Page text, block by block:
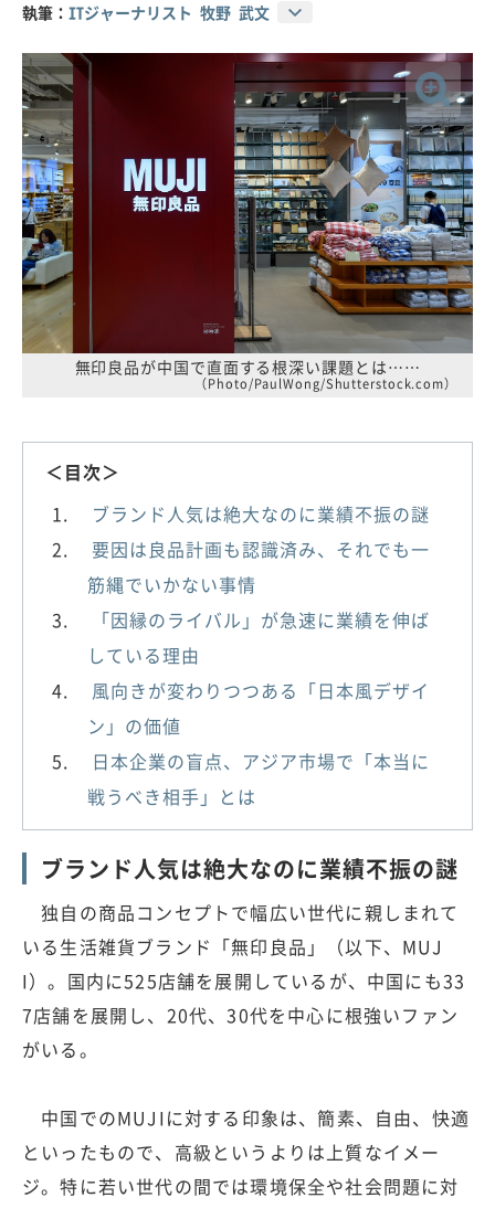
執筆： ITジャーナリスト 牧野 武文
無印良品が中国で直面する根深い課題とは……
（Photo/PaulWong/Shutterstock.com）
＜目次＞
ブランド人気は絶大なのに業績不振の謎
要因は良品計画も認識済み、それでも一
筋縄でいかない事情
「因縁のライバル」が急速に業績を伸ば
している理由
風向きが変わりつつある「日本風デザイ
ン」の価値
日本企業の盲点、アジア市場で「本当に
戦うべき相手」とは
ブランド人気は絶大なのに業績不振の謎
独自の商品コンセプトで幅広い世代に親しまれて
いる生活雑貨ブランド「無印良品」（以下、MUJ
I）。国内に525店舗を展開しているが、中国にも33
7店舗を展開し、20代、30代を中心に根強いファン
がいる。
中国でのMUJIに対する印象は、簡素、自由、快適
といったもので、高級というよりは上質なイメー
ジ。特に若い世代の間では環境保全や社会問題に対